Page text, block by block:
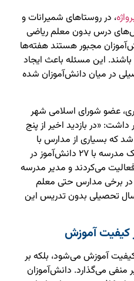
، در روستاهای شمیرانات و
درس بدون معلم ریاضی
مجبور هستند هفته‌ها
این مسئله باعث ایجاد
در میان دانش‌آموزان شده
عضو شورای اسلامی شهر
«در بازدید اخیر از پنج
که بسیاری از مدارس با
حداقل نیرو اداره می‌شوند. در یک مدرسه با ۲۷ دانش‌آموز در
می‌کردند و مدیر مدرسه
برخی مدارس حتی معلم
تحصیلی بدون تدریس این
کیفیت آموزش
آموزش می‌شود، بلکه بر
منفی می‌گذارد. دانش‌آموزان